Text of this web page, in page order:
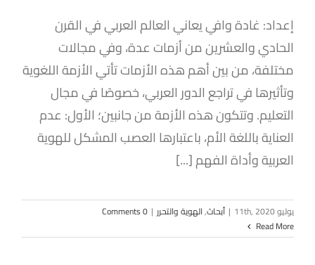
إعداد: غادة وافي يعاني العالم العربي في القرن
الحادي والعشرين من أزمات عدة، وفي مجالات
مختلفة، من بين أهم هذه الأزمات تأتي الأزمة اللغوية
وتأثيرها في تراجع الدور العربي، خصوصًا في مجال
التعليم. وتتكون هذه الأزمة من جانبين؛ الأول: عدم
العناية باللغة الأم، باعتبارها العصب المشكل للهوية
العربية وأداة الفهم [...]
يوليو 11th, 2020 | أبحاث,الهوية والتحرر |
0 Comments
Read More